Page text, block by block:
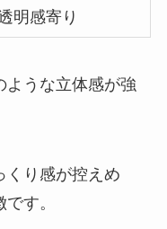
明感寄り
ような立体感が強
くり感が控えめ
す。